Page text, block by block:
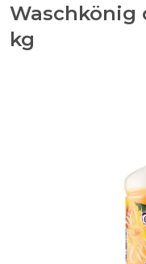
Waschkönig
kg